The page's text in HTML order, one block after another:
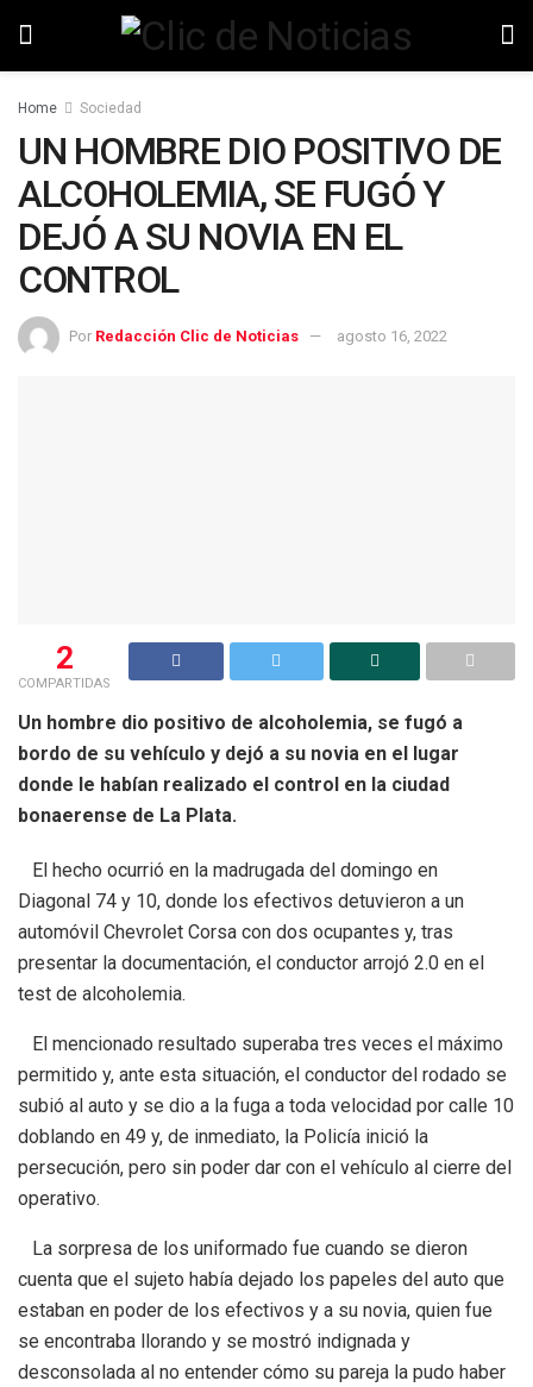
Home Sociedad
UN HOMBRE DIO POSITIVO DE
ALCOHOLEMIA, SE FUGÓ Y
DEJÓ A SU NOVIA EN EL
CONTROL
Por Redacción Clic de Noticias agosto 16, 2022
2
COMPARTIDAS
Un hombre dio positivo de alcoholemia, se fugó a
bordo de su vehículo y dejó a su novia en el lugar
donde le habían realizado el control en la ciudad
bonaerense de La Plata.
El hecho ocurrió en la madrugada del domingo en
Diagonal 74 y 10, donde los efectivos detuvieron a un
automóvil Chevrolet Corsa con dos ocupantes y, tras
presentar la documentación, el conductor arrojó 2.0 en el
test de alcoholemia.
El mencionado resultado superaba tres veces el máximo
permitido y, ante esta situación, el conductor del rodado se
subió al auto y se dio a la fuga a toda velocidad por calle 10
doblando en 49 y, de inmediato, la Policía inició la
persecución, pero sin poder dar con el vehículo al cierre del
operativo.
La sorpresa de los uniformado fue cuando se dieron
cuenta que el sujeto había dejado los papeles del auto que
estaban en poder de los efectivos y a su novia, quien fue
se encontraba llorando y se mostró indignada y
desconsolada al no entender cómo su pareja la pudo haber